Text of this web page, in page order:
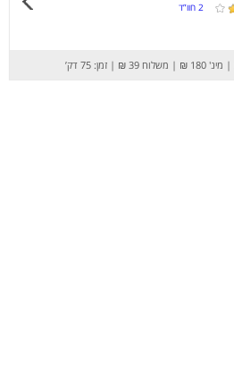
2 חוו”ד
| מינ' 180 ₪ | משלוח 39 ₪ | זמן: 75 דק’